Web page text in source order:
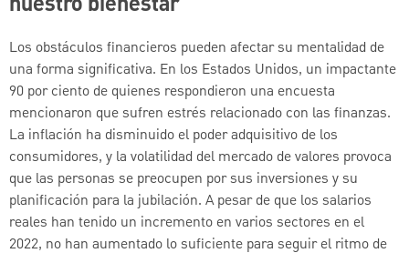
Los obstáculos financieros pueden afectar su mentalidad de
una forma significativa. En los Estados Unidos, un impactante
90 por ciento de quienes respondieron una encuesta
mencionaron que sufren estrés relacionado con las finanzas.
La inflación ha disminuido el poder adquisitivo de los
consumidores, y la volatilidad del mercado de valores provoca
que las personas se preocupen por sus inversiones y su
planificación para la jubilación. A pesar de que los salarios
reales han tenido un incremento en varios sectores en el
2022, no han aumentado lo suficiente para seguir el ritmo de